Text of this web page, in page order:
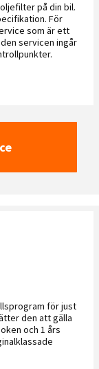
på din bil.
För
som är ett
servicen ingår
för just
den att gälla
och 1 års